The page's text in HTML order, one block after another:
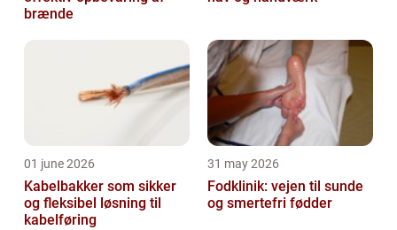
brænde
01 june 2026
Kabelbakker som sikker
og fleksibel løsning til
kabelføring
31 may 2026
Fodklinik: vejen til sunde
og smertefri fødder